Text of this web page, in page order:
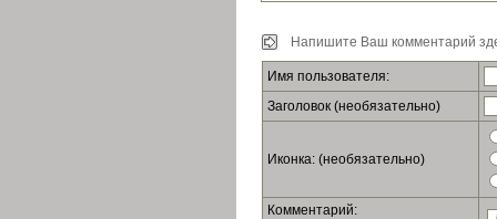
Напишите Ваш комментарий
Имя пользователя:
Заголовок (необязательно)
Иконка: (необязательно)
Комментарий: